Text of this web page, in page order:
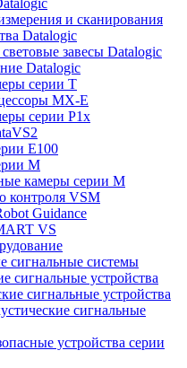
и сканирования
Datalogic
завесы Datalogic
Datalogic
серии T
MX-E
серии P1x
E100
M
камеры серии M
контроля VSM
Guidance
VS
сигнальные системы
сигнальные устройства
сигнальные устройства
сигнальные
устройства серии